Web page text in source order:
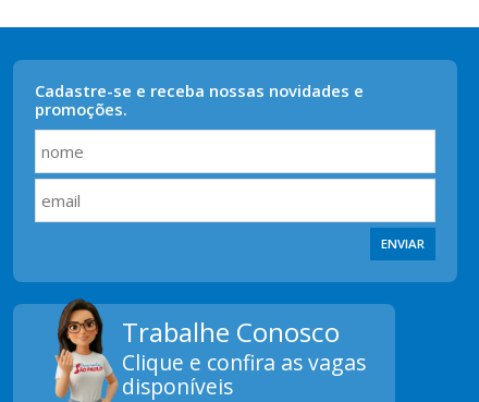
Cadastre-se e receba nossas novidades e
promoções.
ENVIAR
Trabalhe Conosco
Clique e confira as vagas
disponíveis